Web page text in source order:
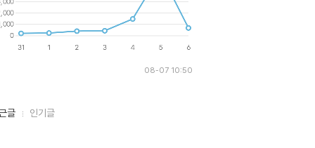
08-07 10:50
글 인기글